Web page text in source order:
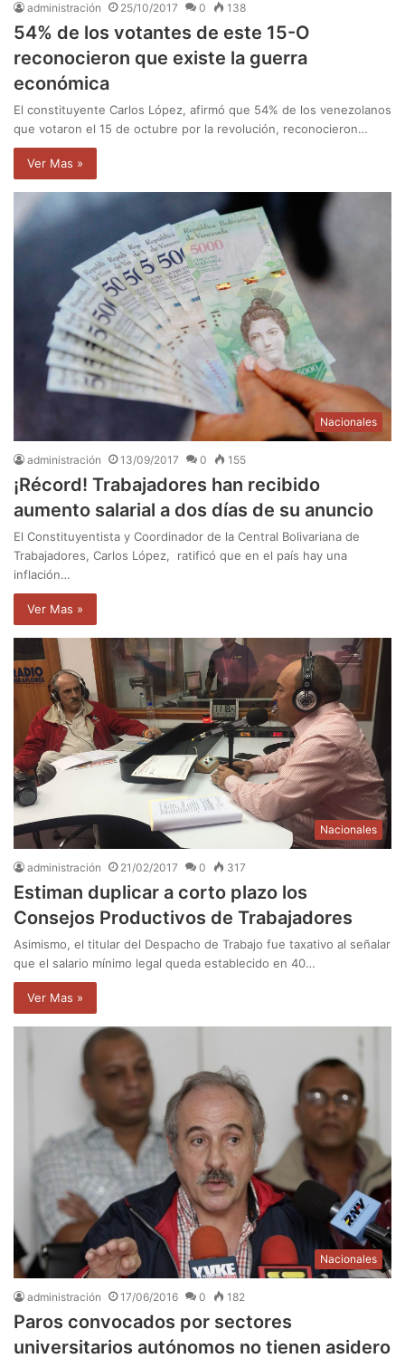
administración 25/10/2017 0 138
54% de los votantes de este 15-O
reconocieron que existe la guerra
económica
El constituyente Carlos López, afirmó que 54% de los venezolanos
que votaron el 15 de octubre por la revolución, reconocieron…
Ver Mas »
Nacionales
administración 13/09/2017 0 155
¡Récord! Trabajadores han recibido
aumento salarial a dos días de su anuncio
El Constituyentista y Coordinador de la Central Bolivariana de
Trabajadores, Carlos López, ratificó que en el país hay una
inflación…
Ver Mas »
Nacionales
administración 21/02/2017 0 317
Estiman duplicar a corto plazo los
Consejos Productivos de Trabajadores
Asimismo, el titular del Despacho de Trabajo fue taxativo al señalar
que el salario mínimo legal queda establecido en 40…
Ver Mas »
Nacionales
administración 17/06/2016 0 182
Paros convocados por sectores
universitarios autónomos no tienen asidero